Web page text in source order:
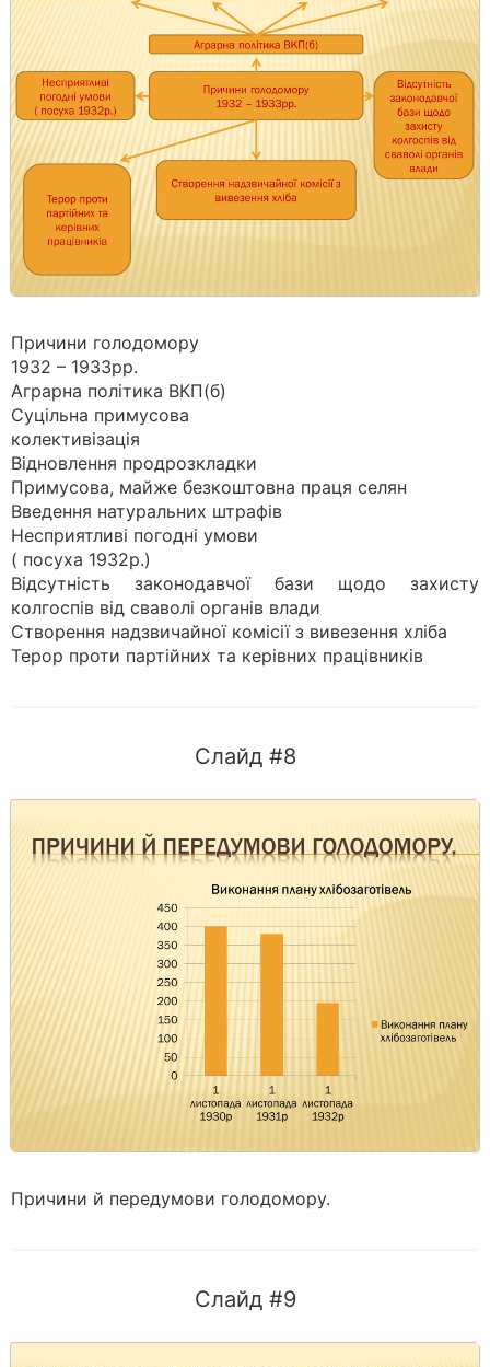
Причини голодомору
1932 – 1933рр.
Аграрна політика ВКП(б)
Суцільна примусова
колективізація
Відновлення продрозкладки
Примусова, майже безкоштовна праця селян
Введення натуральних штрафів
Несприятливі погодні умови
( посуха 1932р.)
Відсутність законодавчої бази щодо захисту
колгоспів від сваволі органів влади
Створення надзвичайної комісії з вивезення хліба
Терор проти партійних та керівних працівників
Слайд #8
Причини й передумови голодомору.
Слайд #9